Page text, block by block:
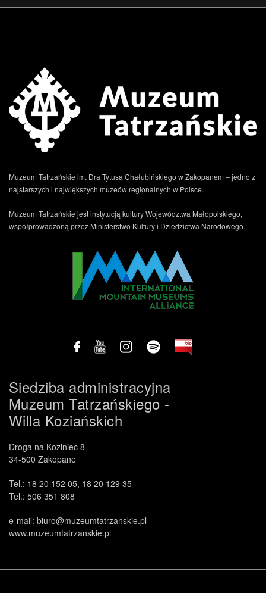
Muzeum Tatrzańskie im. Dra Tytusa Chałubińskiego w Zakopanem – jedno z
najstarszych i największych muzeów regionalnych w Polsce.
Muzeum Tatrzańskie jest instytucją kultury Województwa Małopolskiego,
współprowadzoną przez Ministerstwo Kultury i Dziedzictwa Narodowego.
Siedziba administracyjna
Muzeum Tatrzańskiego -
Willa Koziańskich
Droga na Koziniec 8
34-500 Zakopane
Tel.: 18 20 152 05, 18 20 129 35
Tel.: 506 351 808
e-mail: biuro@muzeumtatrzanskie.pl
www.muzeumtatrzanskie.pl